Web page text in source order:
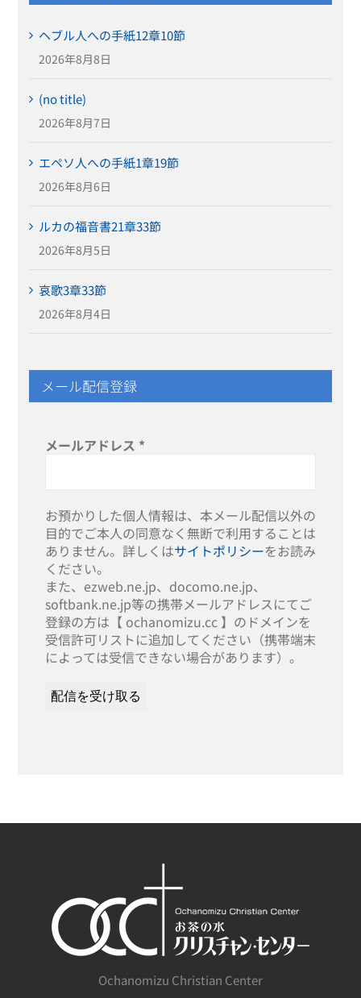
ヘブル人への手紙12章10節
2026年8月8日
(no title)
2026年8月7日
エペソ人への手紙1章19節
2026年8月6日
ルカの福音書21章33節
2026年8月5日
哀歌3章33節
2026年8月4日
メール配信登録
メールアドレス *
お預かりした個人情報は、本メール配信以外の
目的でご本人の同意なく無断で利用することは
ありません。詳しくはサイトポリシーをお読み
ください。
また、ezweb.ne.jp、docomo.ne.jp、
softbank.ne.jp等の携帯メールアドレスにてご
登録の方は【 ochanomizu.cc 】のドメインを
受信許可リストに追加してください（携帯端末
によっては受信できない場合があります）。
Ochanomizu Christian Center